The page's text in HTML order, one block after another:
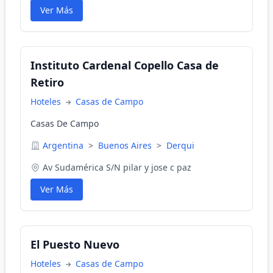
Ver Más
Instituto Cardenal Copello Casa de
Retiro
Hoteles
Casas de Campo
Casas De Campo
Argentina > Buenos Aires > Derqui
Av Sudamérica S/N pilar y jose c paz
Ver Más
El Puesto Nuevo
Hoteles Casas de Campo